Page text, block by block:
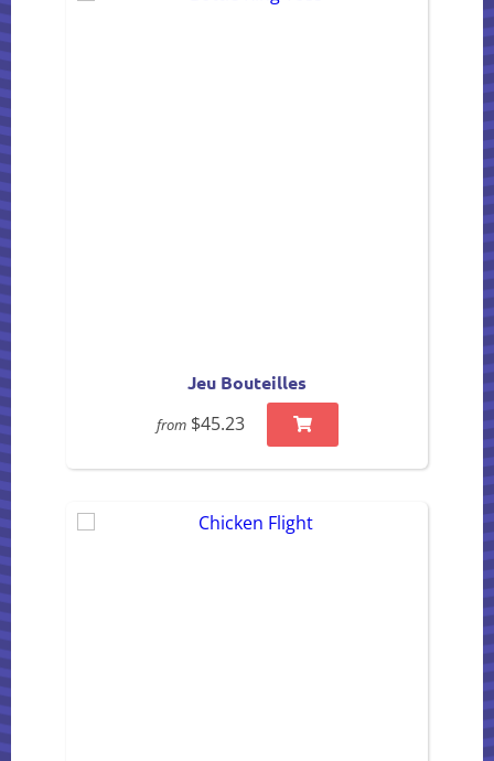
Jeu Bouteilles
from $45.23